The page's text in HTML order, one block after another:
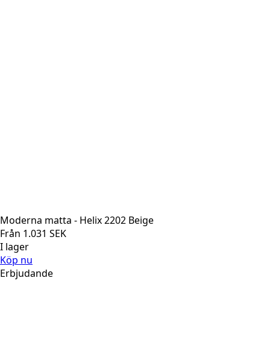
Moderna matta - Helix 2202 Beige
Från 1.031 SEK
I lager
Köp nu
Erbjudande